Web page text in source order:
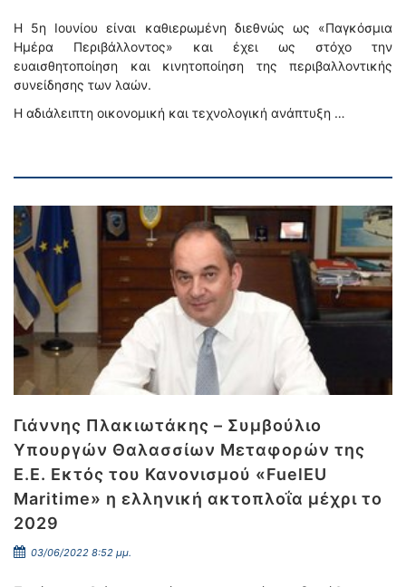
Η 5η Ιουνίου είναι καθιερωμένη διεθνώς ως «Παγκόσμια
Ημέρα Περιβάλλοντος» και έχει ως στόχο την
ευαισθητοποίηση και κινητοποίηση της περιβαλλοντικής
συνείδησης των λαών.
Η αδιάλειπτη οικονομική και τεχνολογική ανάπτυξη …
Γιάννης Πλακιωτάκης – Συμβούλιο
Υπουργών Θαλασσίων Μεταφορών της
Ε.Ε. Εκτός του Κανονισμού «FuelEU
Maritime» η ελληνική ακτοπλοΐα μέχρι το
2029
03/06/2022 8:52 μμ.